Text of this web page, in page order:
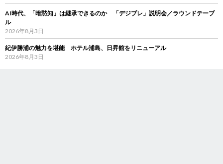
AI時代、「暗黙知」は継承できるのか 「デジブレ」説明会／ラウンドテーブ
ル
2026年8月3日
紀伊勝浦の魅力を堪能 ホテル浦島、日昇館をリニューアル
2026年8月3日